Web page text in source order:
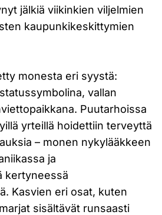
jälkiä viikinkien viljelmien
kaupunkikeskittymien
monesta eri syystä:
vallan
Puutarhoissa
yrteillä hoidettiin terveyttä
– monen nykylääkkeen
ja
kertyneessä
Kasvien eri osat, kuten
sisältävät runsaasti